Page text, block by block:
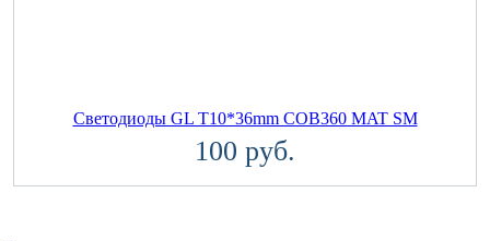
Светодиоды GL T10*36mm COB360 MAT SM
100 руб.